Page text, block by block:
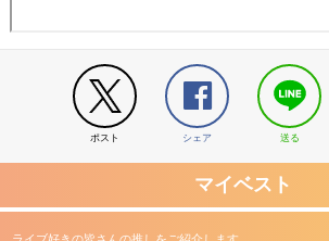
ポスト シェア 送る
マイベスト